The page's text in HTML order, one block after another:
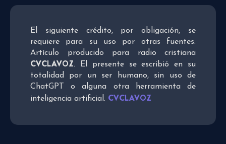
El siguiente crédito, por obligación, se
requiere para su uso por otras fuentes:
Artículo producido para radio cristiana
CVCLAVOZ. El presente se escribió en su
totalidad por un ser humano, sin uso de
ChatGPT o alguna otra herramienta de
inteligencia artificial. CVCLAVOZ